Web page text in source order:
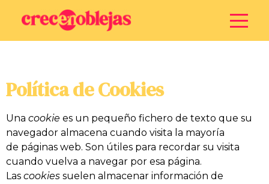
Política de Cookies
Una cookie es un pequeño fichero de texto que su
navegador almacena cuando visita la mayoría
de páginas web. Son útiles para recordar su visita
cuando vuelva a navegar por esa página.
Las cookies suelen almacenar información de